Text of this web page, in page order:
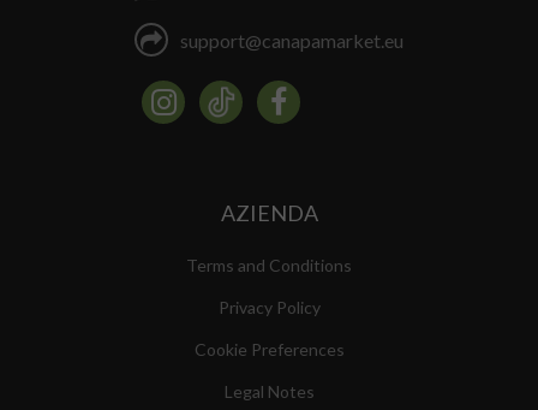
support@canapamarket.eu
AZIENDA
Terms and Conditions
Privacy Policy
Cookie Preferences
Legal Notes